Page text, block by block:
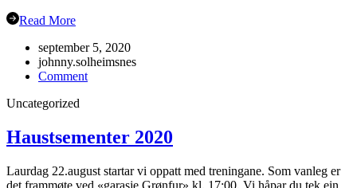
Read More
september 5, 2020
johnny.solheimsnes
Commenton
19.sept
Uncategorized
Haustsementer 2020
Laurdag 22.august startar vi oppatt med treningane. Som vanleg er
det frammøte ved «garasje Grønfur» kl. 17:00. Vi håpar du tek ein